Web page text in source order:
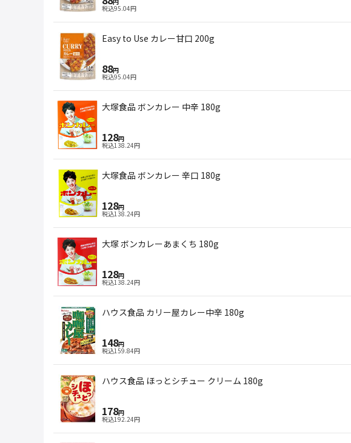
税込95.04円
Easy to Use カレー甘口 200g
88円
税込95.04円
大塚食品 ボンカレー 中辛 180g
128円
税込138.24円
大塚食品 ボンカレー 辛口 180g
128円
税込138.24円
大塚 ボンカレーあまくち 180g
128円
税込138.24円
ハウス食品 カリー屋カレー中辛 180g
148円
税込159.84円
ハウス食品 ほっとシチュー クリーム 180g
178円
税込192.24円